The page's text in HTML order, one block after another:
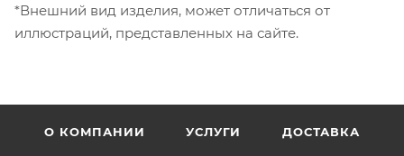
*Внешний вид изделия, может отличаться от
иллюстраций, представленных на сайте.
О КОМПАНИИ УСЛУГИ ДОСТАВКА